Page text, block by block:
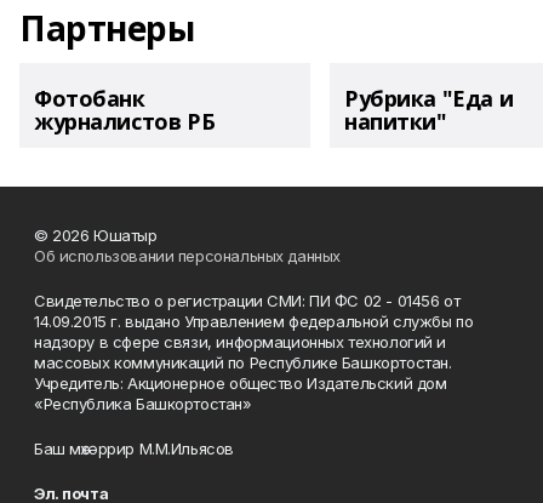
Партнеры
Фотобанк
журналистов РБ
Рубрика "Еда и
напитки"
© 2026 Юшатыр
Об использовании персональных данных
Свидетельство о регистрации СМИ: ПИ ФС 02 - 01456 от
14.09.2015 г. выдано Управлением федеральной службы по
надзору в сфере связи, информационных технологий и
массовых коммуникаций по Республике Башкортостан.
Учредитель: Акционерное общество Издательский дом
«Республика Башкортостан»
Баш мөхәррир М.М.Ильясов
Эл. почта